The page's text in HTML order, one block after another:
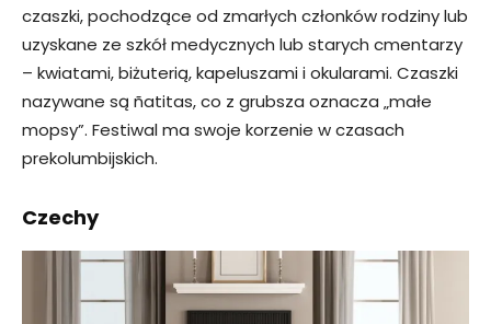
czaszki, pochodzące od zmarłych członków rodziny lub
uzyskane ze szkół medycznych lub starych cmentarzy
– kwiatami, biżuterią, kapeluszami i okularami. Czaszki
nazywane są ñatitas, co z grubsza oznacza „małe
mopsy”. Festiwal ma swoje korzenie w czasach
prekolumbijskich.
Czechy